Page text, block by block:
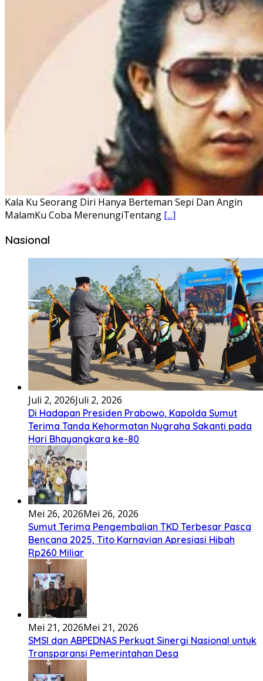
Bembambörö dödöu he akhiguMene mene sino lawaö
khöuMeinötö niowalu, mela’angdröi ita laforudu..
Lirik Lagu Cinta Mati – Fajar Halawa